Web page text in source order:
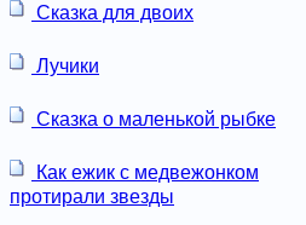
Сказка для двоих
Лучики
Сказка о маленькой рыбке
Как ежик с медвежонком
протирали звезды